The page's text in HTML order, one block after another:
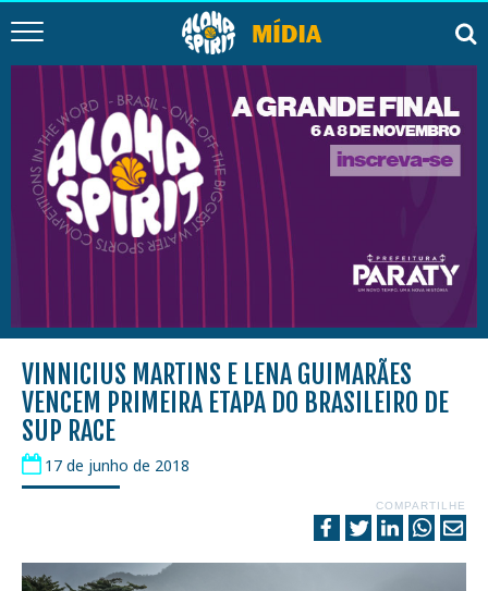
VINNICIUS MARTINS E LENA GUIMARÃES
VENCEM PRIMEIRA ETAPA DO BRASILEIRO DE
SUP RACE
17 de junho de 2018
COMPARTILHE